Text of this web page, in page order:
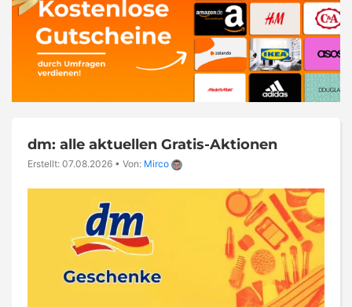
dm: alle aktuellen Gratis-Aktionen
Erstellt: 07.08.2026 • Von: Mirco